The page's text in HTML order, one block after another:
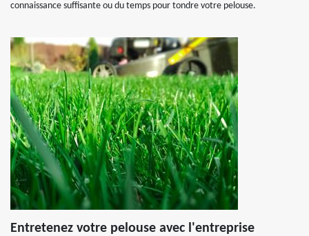
connaissance suffisante ou du temps pour tondre votre pelouse.
Entretenez votre pelouse avec l'entreprise